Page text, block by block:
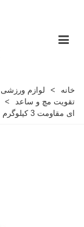
خانه > لوازم ورزشی
تقویت مچ و ساعد
>
ای مقاومت 3 کیلوگرم Zeetak